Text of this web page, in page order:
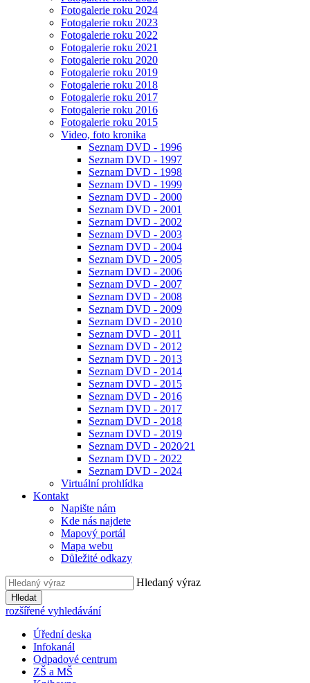
Fotogalerie roku 2024
Fotogalerie roku 2023
Fotogalerie roku 2022
Fotogalerie roku 2021
Fotogalerie roku 2020
Fotogalerie roku 2019
Fotogalerie roku 2018
Fotogalerie roku 2017
Fotogalerie roku 2016
Fotogalerie roku 2015
Video, foto kronika
Seznam DVD - 1996
Seznam DVD - 1997
Seznam DVD - 1998
Seznam DVD - 1999
Seznam DVD - 2000
Seznam DVD - 2001
Seznam DVD - 2002
Seznam DVD - 2003
Seznam DVD - 2004
Seznam DVD - 2005
Seznam DVD - 2006
Seznam DVD - 2007
Seznam DVD - 2008
Seznam DVD - 2009
Seznam DVD - 2010
Seznam DVD - 2011
Seznam DVD - 2012
Seznam DVD - 2013
Seznam DVD - 2014
Seznam DVD - 2015
Seznam DVD - 2016
Seznam DVD - 2017
Seznam DVD - 2018
Seznam DVD - 2019
Seznam DVD - 2020⁄21
Seznam DVD - 2022
Seznam DVD - 2024
Virtuální prohlídka
Kontakt
Napište nám
Kde nás najdete
Mapový portál
Mapa webu
Důležité odkazy
Hledaný výraz
Hledat
rozšířené vyhledávání
Úřední deska
Infokanál
Odpadové centrum
ZŠ a MŠ